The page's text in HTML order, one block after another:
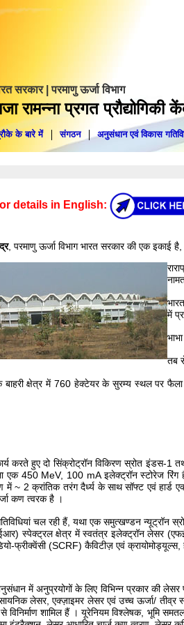
सरकार | परमाणु ऊर्जा विभाग
रामन्ना प्रगत प्रौद्योगिकी
के बारे में संगठन अनुसंधान एवं विकास
details in English:
, परमाणु ऊर्जा विभाग भारत सरकार की एक इकाई
में
तब
के बाहरी क्षेत्र में 760 हेक्टेयर के सुरम्य स्थल पर
करते हुए दो सिंक्रोट्रॉन विकिरण स्रोत
एक 450 MeV, 100 mA इलेक्ट्रॉन स्टोरेज
में ~ 2 क्रांतिक तरंग दैर्ध्य के साथ सॉफ्ट एवं
कण त्वरक है ।
चल रही हैं, यथा एक समुत्खण्डन न्यूट्रॉन
स्पेक्ट्रल क्षेत्र में स्वतंत्र इलेक्ट्रॉन लेसर
फ्रीक्वेंसी (SCRF) कैविटीज़ एवं
में अनुप्रयोगों के लिए विभिन्न प्रकार की
लेसर, एक्ज़ाइमर लेसर एवं उच्च ऊर्जा/ तीव्र
विनिर्माण शामिल हैं । यूरेनियम विश्लेषक, भूमि